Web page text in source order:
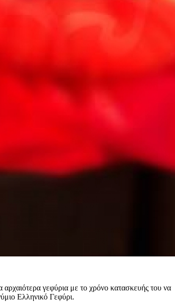
αρχαιότερα γεφύρια με το χρόνο κατασκευής του να
Ελληνικό Γεφύρι.